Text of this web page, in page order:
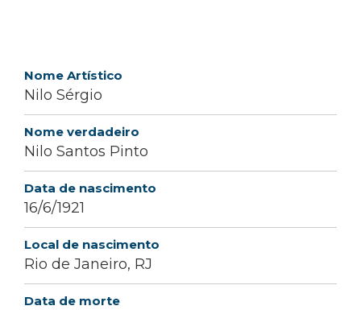
Nome Artístico
Nilo Sérgio
Nome verdadeiro
Nilo Santos Pinto
Data de nascimento
16/6/1921
Local de nascimento
Rio de Janeiro, RJ
Data de morte